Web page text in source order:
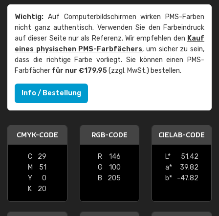
Wichtig: Auf Computerbildschirmen wirken PMS-Farben
nicht ganz authentisch. Verwenden Sie den Farbeindruck
auf dieser Seite nur als Referenz. Wir empfehlen den Kauf
eines physischen PMS-Farbfächers, um sicher zu sein,
dass die richtige Farbe vorliegt. Sie können einen PMS-
Farbfächer für nur €179,95(zzgl. MwSt.) bestellen.
Info / Bestellung
CMYK-CODE
C
29
M
51
Y
0
K
20
RGB-CODE
R
146
G
100
B
205
CIELAB-CODE
L*
51.42
a*
39.82
b*
-47.82